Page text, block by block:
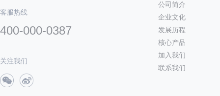
客服热线
400-000-0387
关注我们
公司简介
企业文化
发展历程
核心产品
加入我们
联系我们